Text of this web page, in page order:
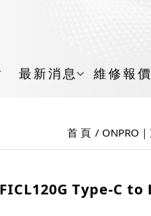
最新消息 維修報
首 頁 ONPRO
Type-C